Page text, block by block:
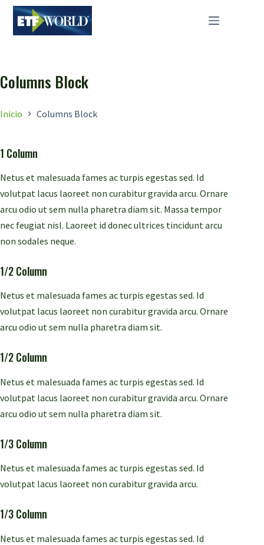
Saltar
contenido
Columns Block
Inicio Columns Block
1 Column
Netus et malesuada fames ac turpis egestas sed. Id
volutpat lacus laoreet non curabitur gravida arcu. Ornare
arcu odio ut sem nulla pharetra diam sit. Massa tempor
nec feugiat nisl. Laoreet id donec ultrices tincidunt arcu
non sodales neque.
1/2 Column
Netus et malesuada fames ac turpis egestas sed. Id
volutpat lacus laoreet non curabitur gravida arcu. Ornare
arcu odio ut sem nulla pharetra diam sit.
1/2 Column
Netus et malesuada fames ac turpis egestas sed. Id
volutpat lacus laoreet non curabitur gravida arcu. Ornare
arcu odio ut sem nulla pharetra diam sit.
1/3 Column
Netus et malesuada fames ac turpis egestas sed. Id
volutpat lacus laoreet non curabitur gravida arcu.
1/3 Column
Netus et malesuada fames ac turpis egestas sed. Id